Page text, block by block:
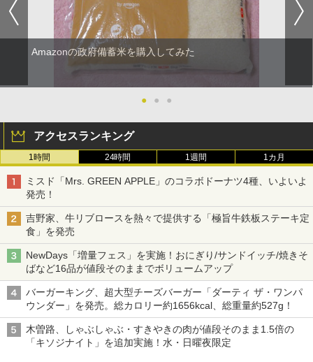
Amazonの政府備蓄米を購入してみた
● ● ●
アクセスランキング
1時間 24時間 1週間 1カ月
ミスド「Mrs. GREEN APPLE」のコラボドーナツ4種、いよいよ
発売！
吉野家、牛リブロースを熱々で提供する「極旨牛鉄板ステーキ定
食」を発売
NewDays「増量フェス」を実施！おにぎり/サンドイッチ/焼きそ
ばなど16品が値段そのままでボリュームアップ
バーガーキング、超大型チーズバーガー「ダーティ ザ・ワンパ
ウンダー」を発売。総カロリー約1656kcal、総重量約527g！
木曽路、しゃぶしゃぶ・すきやきの肉が値段そのまま1.5倍の
「キソジナイト」を追加実施！水・日曜夜限定